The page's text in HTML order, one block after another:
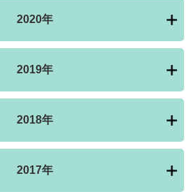
2020年
2019年
2018年
2017年